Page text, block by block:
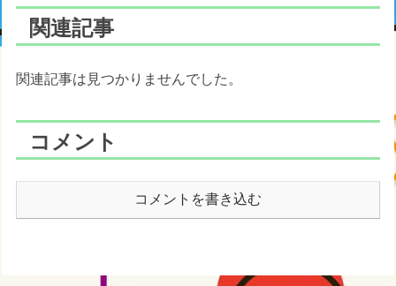
関連記事
関連記事は見つかりませんでした。
コメント
コメントを書き込む